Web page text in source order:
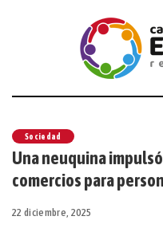
Sociedad
Una neuquina
comercios para
22 diciembre, 2025